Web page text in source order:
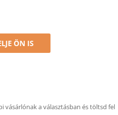
ÖN IS
vásárlónak a választásban és töltsd fel